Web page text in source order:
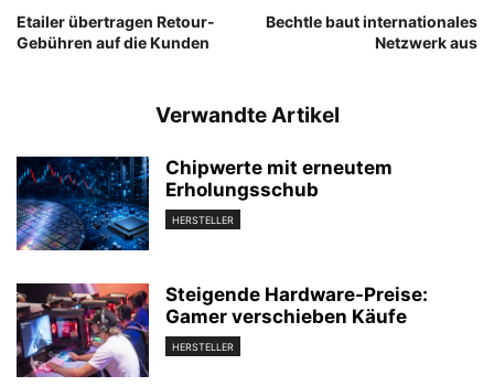
Etailer übertragen Retour-
Gebühren auf die Kunden
Bechtle baut internationales
Netzwerk aus
Verwandte Artikel
Chipwerte mit erneutem
Erholungsschub
HERSTELLER
Steigende Hardware-Preise:
Gamer verschieben Käufe
HERSTELLER